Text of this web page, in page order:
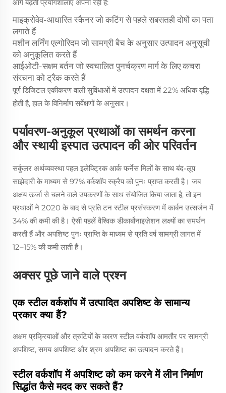
आगे बढ़ती प्रयोगशालाएं अपना रही हैं:
माइक्रोवेव-आधारित स्कैनर जो कटिंग से पहले सबसतही दोषों का पता
लगाते हैं
मशीन लर्निंग एल्गोरिदम जो सामग्री बैच के अनुसार उत्पादन अनुसूची
को अनुकूलित करते हैं
आईओटी-सक्षम बर्तन जो स्वचालित पुनर्चक्रण मार्ग के लिए कचरा
संरचना को ट्रैक करते हैं
पूर्ण डिजिटल एकीकरण वाली सुविधाओं में उत्पादन दक्षता में 22% अधिक वृद्धि
होती है, हाल के विनिर्माण सर्वेक्षणों के अनुसार।
पर्यावरण-अनुकूल प्रथाओं का समर्थन करना
और स्थायी इस्पात उत्पादन की ओर परिवर्तन
सर्कुलर अर्थव्यवस्था पहल इलेक्ट्रिक आर्क फर्नेस मिलों के साथ बंद-लूप
साझेदारी के माध्यम से 97% वर्कशॉप स्क्रैप को पुनः प्राप्त करती है। जब
अक्षय ऊर्जा से चलने वाले उपकरणों के साथ संयोजित किया जाता है, तो इन
प्रथाओं ने 2020 के बाद से प्रति टन स्टील प्रसंस्करण में कार्बन उत्सर्जन में
34% की कमी की है। ऐसी पहलें वैश्विक डीकार्बोनाइज़ेशन लक्ष्यों का समर्थन
करती हैं और अपशिष्ट पुनः प्राप्ति के माध्यम से प्रति वर्ष सामग्री लागत में
12–15% की कमी लाती हैं।
अक्सर पूछे जाने वाले प्रश्न
एक स्टील वर्कशॉप में उत्पादित अपशिष्ट के सामान्य
प्रकार क्या हैं?
अक्षम प्रक्रियाओं और त्रुटियों के कारण स्टील वर्कशॉप आमतौर पर सामग्री
अपशिष्ट, समय अपशिष्ट और श्रम अपशिष्ट का उत्पादन करते हैं।
स्टील वर्कशॉप में अपशिष्ट को कम करने में लीन निर्माण
सिद्धांत कैसे मदद कर सकते हैं?